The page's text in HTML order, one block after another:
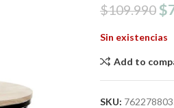
$109.990$
Sin existencias
Add to
SKU: